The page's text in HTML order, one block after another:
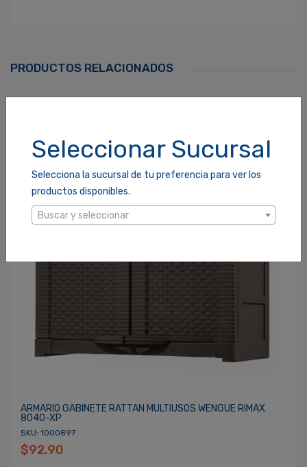
Seleccionar Sucursal
Selecciona la sucursal de tu preferencia para ver los
productos disponibles.
Buscar y seleccionar
¿Olvidaste tu Contraseña?
Recordarme ACCEDER
PRODUCTOS RELACIONADOS
ARMARIO GABINETE RATTAN MULTIUSOS WENGUE RIMAX
8040-XP
SKU: 1000897
$92.90